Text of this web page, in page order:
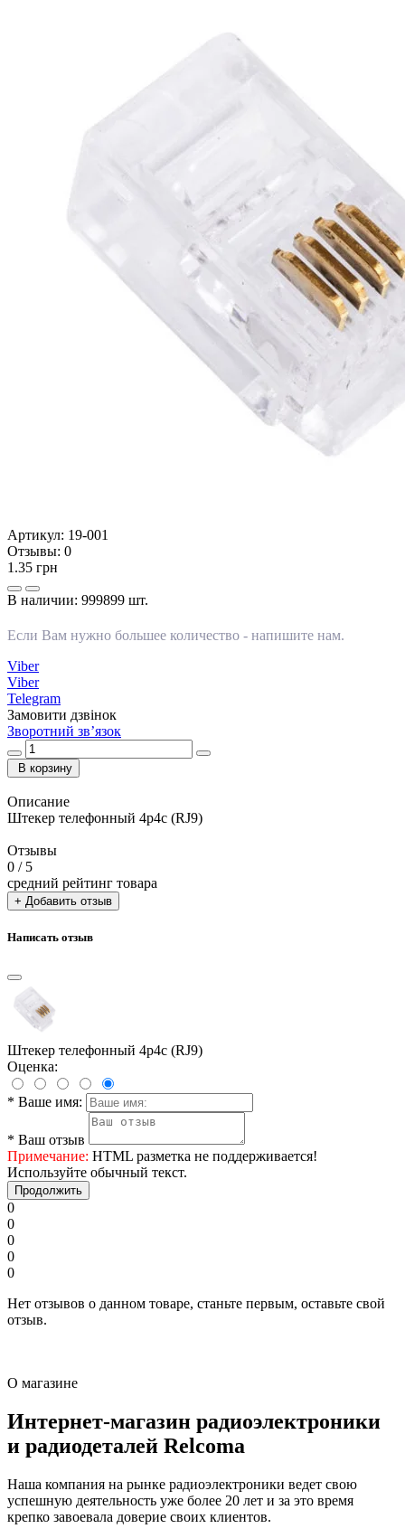
Артикул: 19-001
Отзывы: 0
1.35 грн
В наличии: 999899 шт.
Если Вам нужно большее количество - напишите нам.
Viber
Viber
Telegram
Замовити дзвінок
Зворотний зв’язок
В корзину
Описание
Штекер телефонный 4p4c (RJ9)
Отзывы
0 / 5
средний рейтинг товара
+ Добавить отзыв
Написать отзыв
Штекер телефонный 4p4c (RJ9)
Оценка:
* Ваше имя:
* Ваш отзыв
Примечание: HTML разметка не поддерживается!
Используйте обычный текст.
Продолжить
0
0
0
0
0
Нет отзывов о данном товаре, станьте первым, оставьте свой
отзыв.
О магазине
Интернет-магазин радиоэлектроники
и радиодеталей Relcoma
Наша компания на рынке радиоэлектроники ведет свою
успешную деятельность уже более 20 лет и за это время
крепко завоевала доверие своих клиентов.